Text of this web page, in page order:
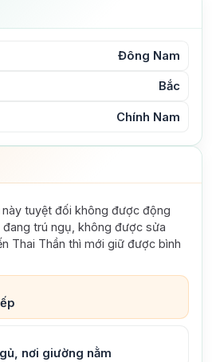
Đông Nam
Bắc
Chính Nam
tuyệt đối không được động
trú ngụ, không được sửa
Thai Thần thì mới giữ được bình
nơi giường nằm